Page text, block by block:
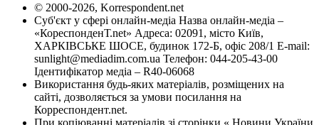
© 2000-2026, Korrespondent.net
Суб'єкт у сфері онлайн-медіа Назва онлайн-медіа –
«КореспонденТ.net» Адреса: 02091, місто Київ,
ХАРКІВСЬКЕ ШОСЕ, будинок 172-Б, офіс 208/1 E-mail:
sunlight@mediadim.com.ua Телефон: 044-205-43-00
Ідентифікатор медіа – R40-06068
Використання будь-яких матеріалів, розміщених на
сайті, дозволяється за умови посилання на
Корреспондент.net.
При копіюванні матеріалів зі сторінки « Новини України